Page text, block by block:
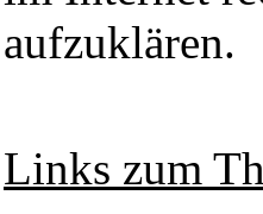
aufzuklären.
Links zum